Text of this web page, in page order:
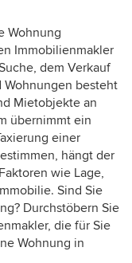
Wohnung
Immobilienmakler
dem Verkauf
Wohnungen besteht
Mietobjekte an
übernimmt ein
einer
hängt der
wie Lage,
Sind Sie
Durchstöbern Sie
die für Sie
Wohnung in